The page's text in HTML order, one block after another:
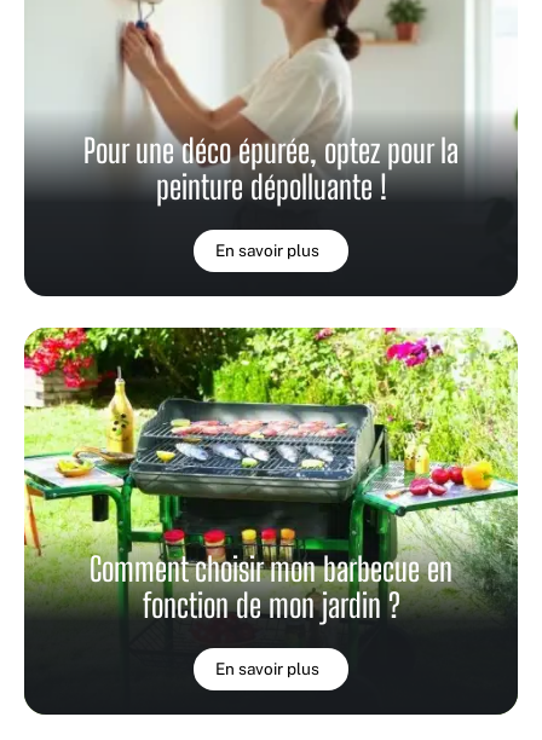
Pour une déco épurée, optez pour la
peinture dépolluante !
En savoir plus
Comment choisir mon barbecue en
fonction de mon jardin ?
En savoir plus